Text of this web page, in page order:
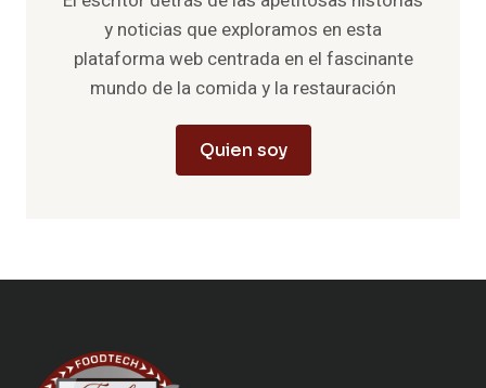
y noticias que exploramos en esta
plataforma web centrada en el fascinante
mundo de la comida y la restauración
Quien soy